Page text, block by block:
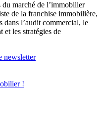
du marché de l’immobilier
de la franchise immobilière,
dans l’audit commercial, le
et les stratégies de
newsletter
!